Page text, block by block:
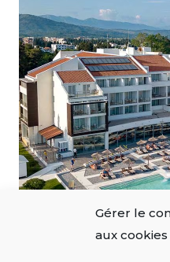
Gérer le
aux cookies